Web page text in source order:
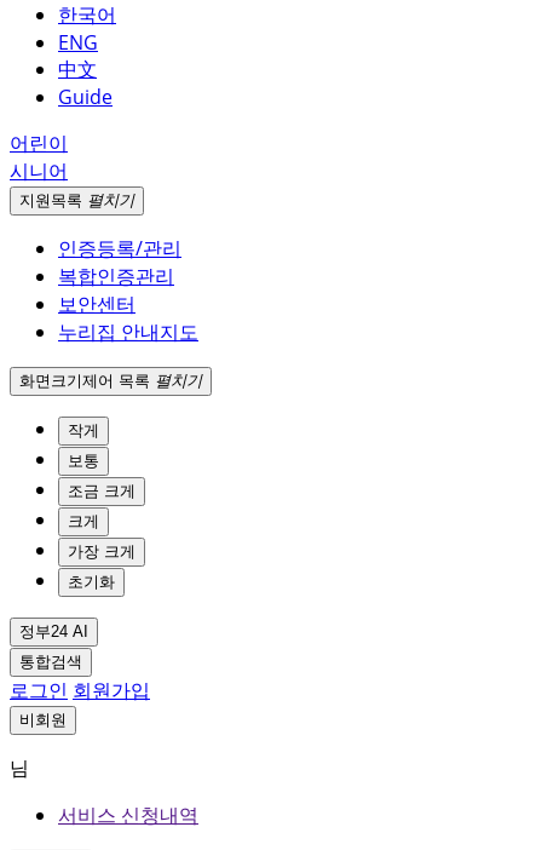
한국어
ENG
中文
Guide
어린이
시니어
지원 목록 펼치기
인증등록/관리
복합인증관리
보안센터
누리집 안내지도
화면크기제어 목록 펼치기
작게
보통
조금 크게
크게
가장 크게
초기화
정부24 AI
통합검색
로그인 회원가입
비회원
님
서비스 신청내역